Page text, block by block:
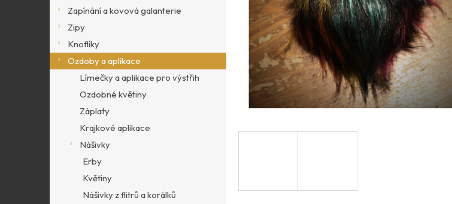
e
Zapínání a kovová galanterie
Zipy
Knoflíky
Ozdoby a aplikace
Límečky a aplikace pro výstřih
Ozdobné květiny
Záplaty
Krajkové aplikace
Nášivky
Erby
Květiny
Nášivky z flitrů a korálků